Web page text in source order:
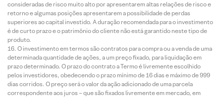
consideradas de risco muito alto por apresentarem altas relações de risco e
retorno e algumas posições apresentarem a possibilidade de perdas
superiores ao capital investido. A duração recomendada para o investimento
é de curto prazo e o patrimônio do cliente não está garantido neste tipo de
produto.
O investimento em termos são contratos para compra ou a venda de uma
determinada quantidade de ações, a um preço fixado, para liquidação em
prazo determinado. O prazo do contrato a Termo é livremente escolhido
pelos investidores, obedecendo o prazo mínimo de 16 dias e máximo de 999
dias corridos. O preço será o valor da ação adicionado de uma parcela
correspondente aos juros – que são fixados livremente em mercado, em